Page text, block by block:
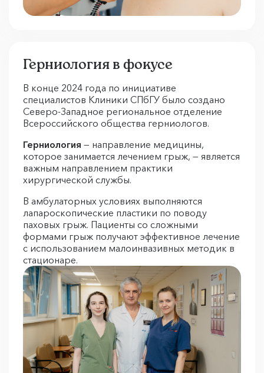
Герниология в фокусе
В конце 2024 года по инициативе
специалистов Клиники СПбГУ было создано
Северо-Западное региональное отделение
Всероссийского общества герниологов.
Герниология — направление медицины,
которое занимается лечением грыж, — является
важным направлением практики
хирургической службы.
В амбулаторных условиях выполняются
лапароскопические пластики по поводу
паховых грыж. Пациенты со сложными
формами грыж получают эффективное лечение
с использованием малоинвазивных методик в
стационаре.